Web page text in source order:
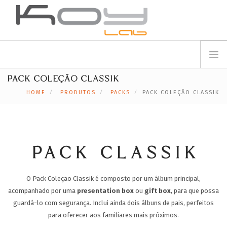
REGISTE-SE
CAMPANHAS
PACK COLEÇÃO CLASSIK
HOME PRODUTOS PACKS PACK COLEÇÃO CLASSIK
PACK CLASSIK
O Pack Coleção Classik é composto por um álbum principal,
acompanhado por uma presentation box ou gift box, para que possa
guardá-lo com segurança. Inclui ainda dois álbuns de pais, perfeitos
para oferecer aos familiares mais próximos.